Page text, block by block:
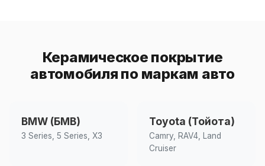
Керамическое покрытие
автомобиля по маркам авто
BMW (БМВ)
3 Series, 5 Series, X3
Toyota (Тойота)
Camry, RAV4, Land
Cruiser